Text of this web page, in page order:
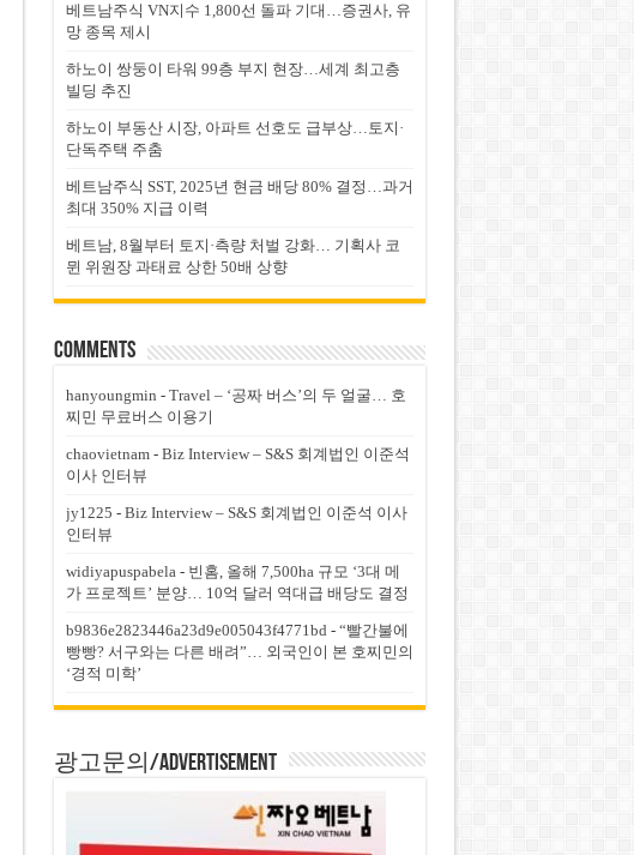
베트남주식 VN지수 1,800선 돌파 기대…증권사, 유
망 종목 제시
하노이 쌍둥이 타워 99층 부지 현장…세계 최고층
빌딩 추진
하노이 부동산 시장, 아파트 선호도 급부상…토지·
단독주택 주춤
베트남주식 SST, 2025년 현금 배당 80% 결정…과거
최대 350% 지급 이력
베트남, 8월부터 토지·측량 처벌 강화… 기획사 코
뮌 위원장 과태료 상한 50배 상향
Comments
hanyoungmin - Travel – ‘공짜 버스’의 두 얼굴… 호
찌민 무료버스 이용기
chaovietnam- Biz Interview – S&S 회계법인 이준석
이사 인터뷰
jy1225 - Biz Interview – S&S 회계법인 이준석 이사
인터뷰
widiyapuspabela- 빈홈, 올해 7,500ha 규모 ‘3대 메
가 프로젝트’ 분양… 10억 달러 역대급 배당도 결정
b9836e2823446a23d9e005043f4771bd- “빨간불에
빵빵? 서구와는 다른 배려”… 외국인이 본 호찌민의
‘경적 미학’
광고문의/Advertisement